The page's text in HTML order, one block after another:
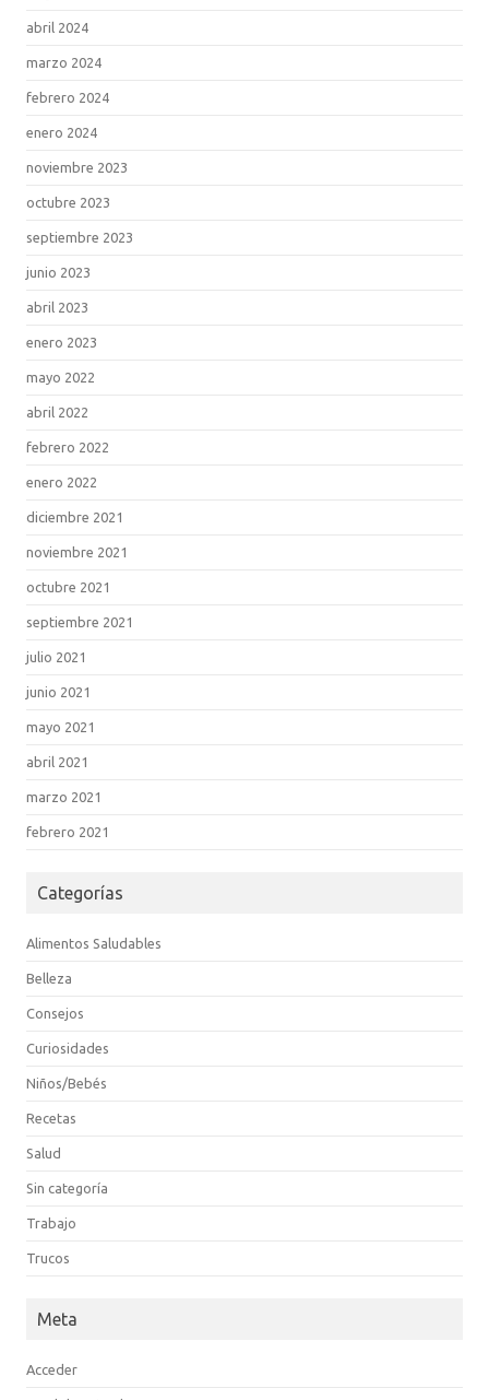
abril 2024
marzo 2024
febrero 2024
enero 2024
noviembre 2023
octubre 2023
septiembre 2023
junio 2023
abril 2023
enero 2023
mayo 2022
abril 2022
febrero 2022
enero 2022
diciembre 2021
noviembre 2021
octubre 2021
septiembre 2021
julio 2021
junio 2021
mayo 2021
abril 2021
marzo 2021
febrero 2021
Categorías
Alimentos Saludables
Belleza
Consejos
Curiosidades
Niños/Bebés
Recetas
Salud
Sin categoría
Trabajo
Trucos
Meta
Acceder